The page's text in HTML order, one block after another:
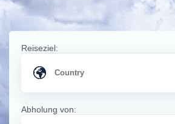
Reiseziel:
Abholung von: